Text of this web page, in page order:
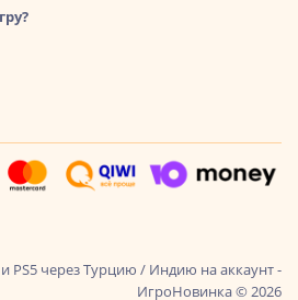
PS5 через Турцию / Индию на аккаунт -
ИгроНовинка © 2026